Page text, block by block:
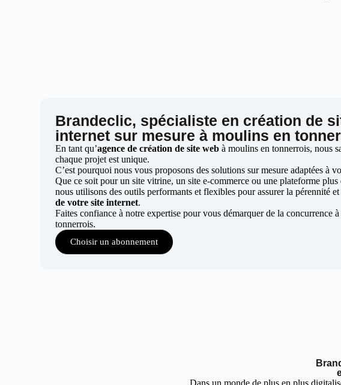
Brandeclic, spécialiste en création de
internet sur mesure à moulins en
En tant qu’agence de création de site web à moulins en tonnerrois, nous
chaque projet est unique.
C’est pourquoi nous vous proposons des solutions sur mesure adaptées à
Que ce soit pour un site vitrine, un site e-commerce ou une plateforme plus
nous utilisons des outils performants et flexibles pour assurer la pérennité
de votre site internet.
Faites confiance à notre expertise pour vous démarquer de la concurrence
tonnerrois.
Choisir un abonnement
Dans un monde de plus en plus